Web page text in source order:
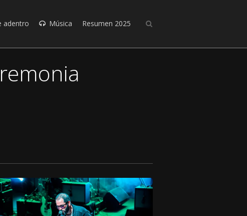
adentro Música Resumen 2025